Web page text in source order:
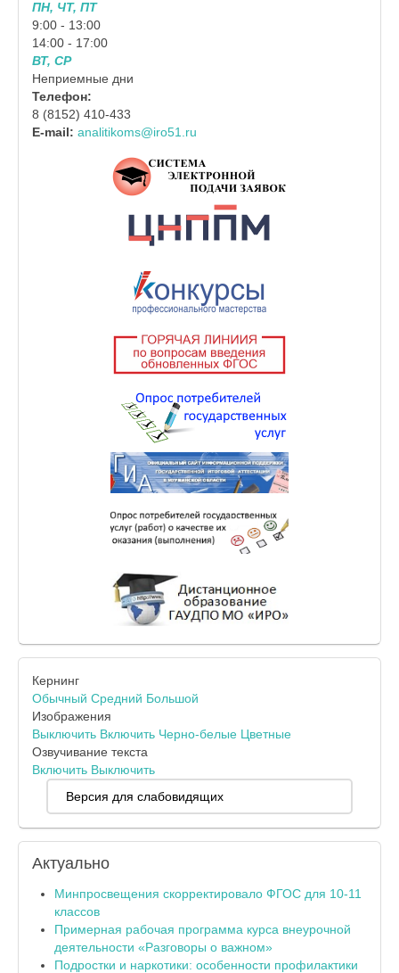
ПН, ЧТ, ПТ
9:00 - 13:00
14:00 - 17:00
ВТ, СР
Неприемные дни
Телефон:
8 (8152) 410-433
E-mail: analitikoms@iro51.ru
Кернинг
Обычный Средний Большой
Изображения
Выключить Включить Черно-белые Цветные
Озвучивание текста
Включить Выключить
Версия для слабовидящих
Актуально
Минпросвещения скорректировало ФГОС для 10-11
классов
Примерная рабочая программа курса внеурочной
деятельности «Разговоры о важном»
Подростки и наркотики: особенности профилактики